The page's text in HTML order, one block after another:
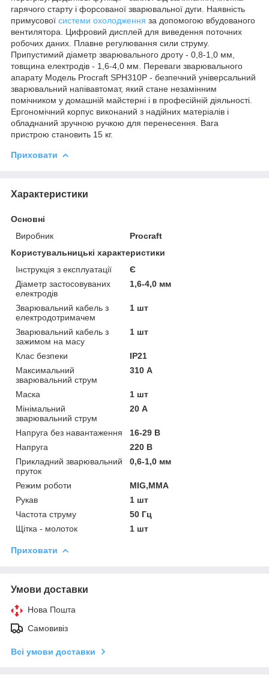
гарячого старту і форсованої зварювальної дуги. Наявність
примусової системи охолодження за допомогою вбудованого
вентилятора. Цифровий дисплей для виведення поточних
робочих даних. Плавне регулювання сили струму.
Припустимий діаметр зварювального дроту - 0,8-1,0 мм,
товщина електродів - 1,6-4,0 мм. Переваги зварювального
апарату Модель Procraft SPH310P - безпечний універсальний
зварювальний напівавтомат, який стане незамінним
помічником у домашній майстерні і в професійній діяльності.
Ергономічний корпус виконаний з надійних матеріалів і
обладнаний зручною ручкою для перенесення. Вага
пристрою становить 15 кг.
Приховати
Характеристики
Основні
Виробник
Procraft
Користувальницькі характеристики
Інструкція з експлуатації
Є
Діаметр застосовуваних
електродів
1,6-4,0 мм
Зварювальний кабель з
електродотримачем
1 шт
Зварювальний кабель з
зажимом на масу
1 шт
Клас безпеки
IP21
Максимальний
зварювальний струм
310 А
Маска
1 шт
Мінімальний
зварювальний струм
20 А
Напруга без навантаження
16-29 В
Напруга
220 В
Прикладний зварювальний
пруток
0,6-1,0 мм
Режим роботи
MIG,MMA
Рукав
1 шт
Частота струму
50 Гц
Щітка - молоток
1 шт
Приховати
Умови доставки
Нова Пошта
Самовивіз
Всі умови доставки